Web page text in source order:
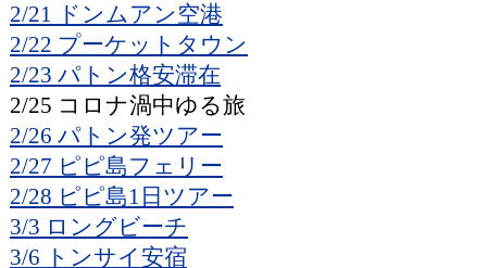
2/21 ドンムアン空港
2/22 プーケットタウン
2/23 パトン格安滞在
2/25 コロナ渦中ゆる旅
2/26 パトン発ツアー
2/27 ピピ島フェリー
2/28 ピピ島1日ツアー
3/3 ロングビーチ
3/6 トンサイ安宿